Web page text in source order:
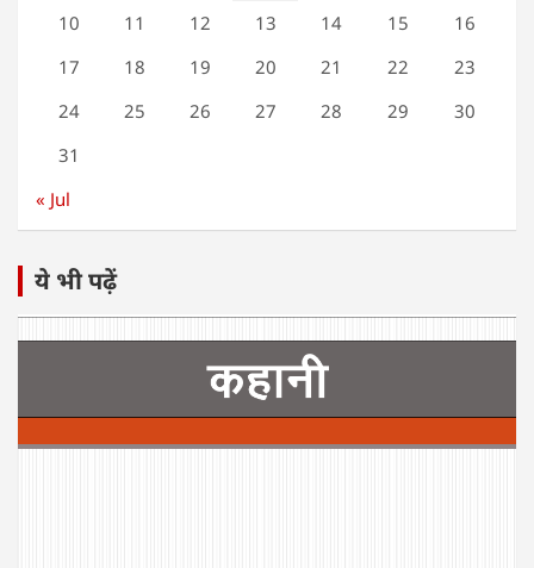
10
11 12 13 14 15
16
17
18 19 20 21 22
23
24
25 26 27 28 29
30
31
« Jul
ये भी पढ़ें